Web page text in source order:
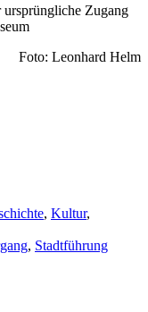
Foto: Leonhard Helm
, Kultur,
, Stadtführung